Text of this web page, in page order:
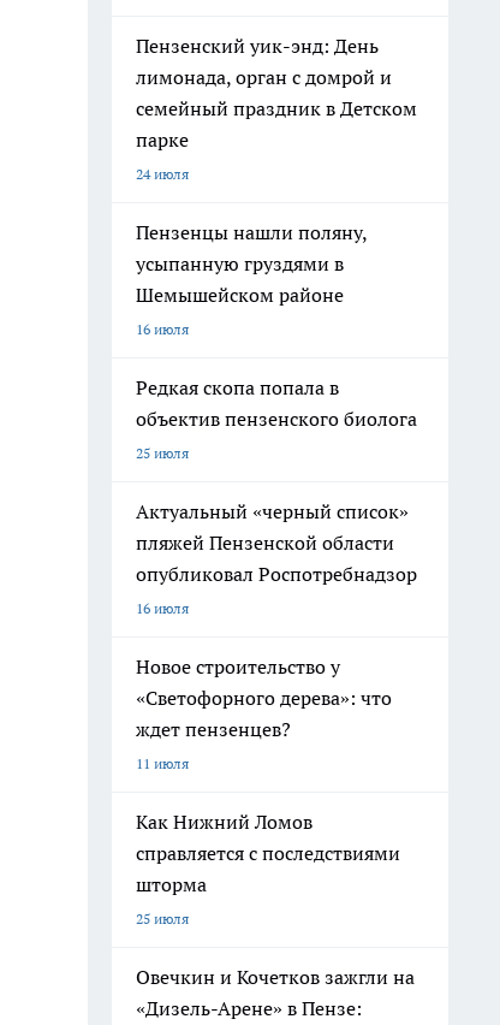
Пензенский уик-энд: День
лимонада, орган с домрой и
семейный праздник в Детском
парке
24 июля
Пензенцы нашли поляну,
усыпанную груздями в
Шемышейском районе
16 июля
Редкая скопа попала в
объектив пензенского биолога
25 июля
Актуальный «черный список»
пляжей Пензенской области
опубликовал Роспотребнадзор
16 июля
Новое строительство у
«Светофорного дерева»: что
ждет пензенцев?
11 июля
Как Нижний Ломов
справляется с последствиями
шторма
25 июля
Овечкин и Кочетков зажгли на
«Дизель-Арене» в Пензе: